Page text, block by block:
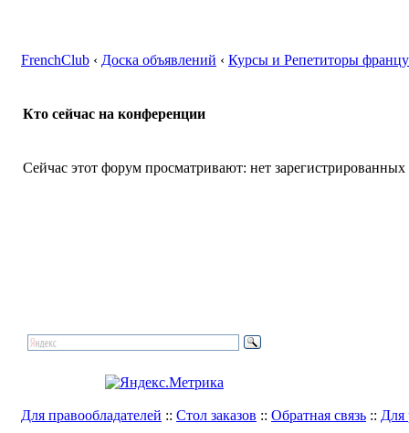
FrenchClub ‹ Доска объявлений ‹ Курсы и Репетиторы
Кто сейчас на конференции
Сейчас этот форум просматривают: нет зарегистрированных
Для правообладателей :: Стол заказов :: Обратная связь :: Для